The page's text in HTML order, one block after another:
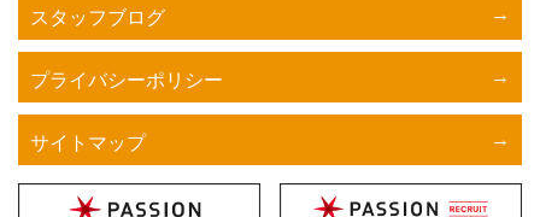
スタッフブログ
プライバシーポリシー
サイトマップ